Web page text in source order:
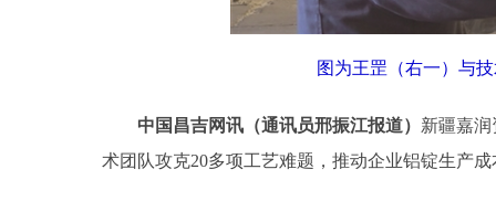
图为王罡（右一）与
中国昌吉网讯（通讯员邢振江报道） 新疆嘉
术团队攻克20多项工艺难题，推动企业铝锭生产